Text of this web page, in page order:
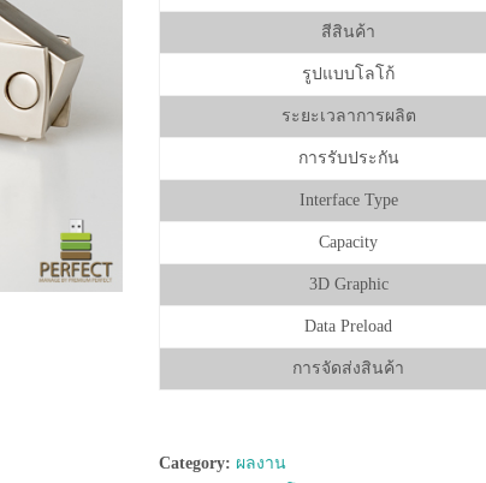
สีสินค้า
รูปแบบโลโก้
ระยะเวลาการผลิต
การรับประกัน
Interface Type
Capacity
3D Graphic
Data Preload
การจัดส่งสินค้า
Category: ผลงาน